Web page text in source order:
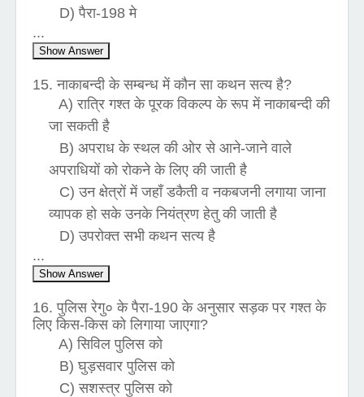
D) पैरा-198 मे
...
Show Answer
15. नाकाबन्दी के सम्बन्ध में कौन सा कथन सत्य है?
A) रात्रि गश्त के पूरक विकल्प के रूप में नाकाबन्दी की
जा सकती है
B) अपराध के स्थल की ओर से आने-जाने वाले
अपराधियों को रोकने के लिए की जाती है
C) उन क्षेत्रों में जहाँ डकैती व नकबजनी लगाया जाना
व्यापक हो सके उनके नियंत्रण हेतु की जाती है
D) उपरोक्त सभी कथन सत्य है
...
Show Answer
16. पुलिस रेगु० के पैरा-190 के अनुसार सड़क पर गश्त के
लिए किस-किस को लिगाया जाएगा?
A) सिविल पुलिस को
B) घुड़सवार पुलिस को
C) सशस्त्र पुलिस को